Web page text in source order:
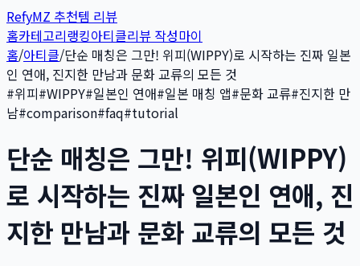
RefyMZ 추천템 리뷰
홈카테고리랭킹아티클리뷰 작성마이
홈/아티클/단순 매칭은 그만! 위피(WIPPY)로 시작하는 진짜 일본
인 연애, 진지한 만남과 문화 교류의 모든 것
#위피#WIPPY#일본인 연애#일본 매칭 앱#문화 교류#진지한 만
남#comparison#faq#tutorial
단순 매칭은 그만! 위피(WIPPY)
로 시작하는 진짜 일본인 연애, 진
지한 만남과 문화 교류의 모든 것